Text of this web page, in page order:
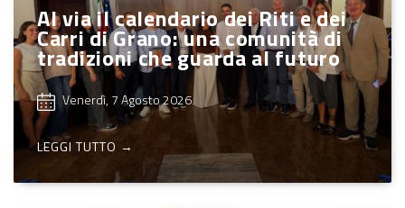
Al via il calendario dei Riti e dei
Carri di Grano: una comunità di
tradizioni che guarda al futuro
Venerdì, 7 Agosto 2026
LEGGI TUTTO →